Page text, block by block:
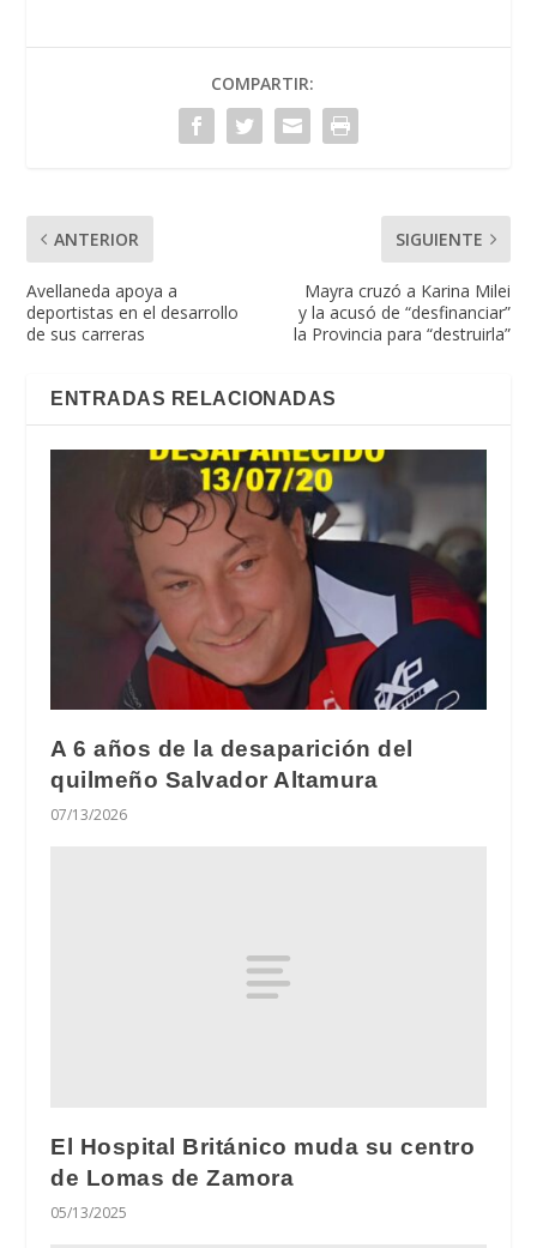
COMPARTIR:
ANTERIOR
Avellaneda apoya a
deportistas en el desarrollo
de sus carreras
SIGUIENTE
Mayra cruzó a Karina Milei
y la acusó de “desfinanciar”
la Provincia para “destruirla”
ENTRADAS RELACIONADAS
A 6 años de la desaparición del
quilmeño Salvador Altamura
07/13/2026
El Hospital Británico muda su centro
de Lomas de Zamora
05/13/2025